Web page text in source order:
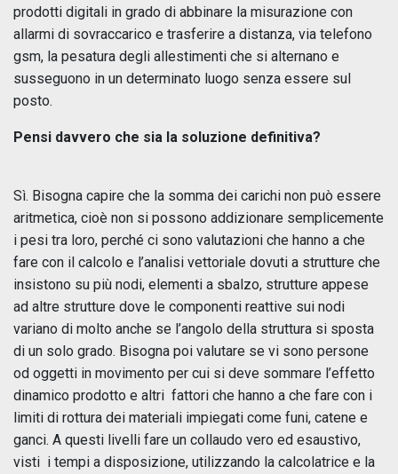
prodotti digitali in grado di abbinare la misurazione con
allarmi di sovraccarico e trasferire a distanza, via telefono
gsm, la pesatura degli allestimenti che si alternano e
susseguono in un determinato luogo senza essere sul
posto.
Pensi davvero che sia la soluzione definitiva?
Sì. Bisogna capire che la somma dei carichi non può essere
aritmetica, cioè non si possono addizionare semplicemente
i pesi tra loro, perché ci sono valutazioni che hanno a che
fare con il calcolo e l’analisi vettoriale dovuti a strutture che
insistono su più nodi, elementi a sbalzo, strutture appese
ad altre strutture dove le componenti reattive sui nodi
variano di molto anche se l’angolo della struttura si sposta
di un solo grado. Bisogna poi valutare se vi sono persone
od oggetti in movimento per cui si deve sommare l’effetto
dinamico prodotto e altri fattori che hanno a che fare con i
limiti di rottura dei materiali impiegati come funi, catene e
ganci. A questi livelli fare un collaudo vero ed esaustivo,
visti i tempi a disposizione, utilizzando la calcolatrice e la